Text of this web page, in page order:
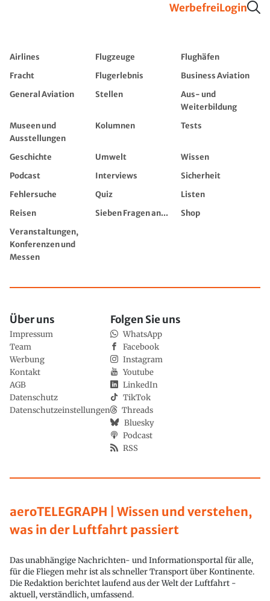
WerbefreiLogin
Airlines Flugzeuge
Flughäfen
Fracht
Flugerlebnis
Business Aviation
General Aviation
Stellen
Aus- und
Weiterbildung
Museen und
Ausstellungen
Kolumnen Tests
Geschichte Umwelt
Wissen
Podcast
Interviews
Sicherheit
Fehlersuche
Quiz
Listen
Reisen
Sieben Fragen an...
Shop
Veranstaltungen,
Konferenzen und
Messen
aeroTELEGRAPH | Wissen und verstehen,
was in der Luftfahrt passiert
Das unabhängige Nachrichten- und Informationsportal für alle,
für die Fliegen mehr ist als schneller Transport über Kontinente.
Die Redaktion berichtet laufend aus der Welt der Luftfahrt -
aktuell, verständlich, umfassend.
Über uns
Impressum
Team
Werbung
Kontakt
AGB
Datenschutz
Datenschutzeinstellungen
Folgen Sie uns
WhatsApp
Facebook
Instagram
Youtube
LinkedIn
TikTok
Threads
Bluesky
Podcast
RSS